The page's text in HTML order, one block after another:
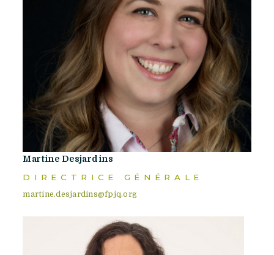
Martine Desjardins
DIRECTRICE GÉNÉRALE
martine.desjardins@fpjq.org